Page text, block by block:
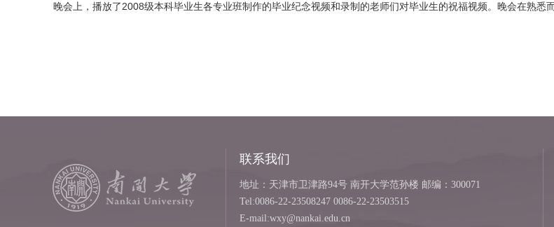
晚会上，播放了2008级本科毕业生各专业班制作的毕业纪念视频和录制的老师们对毕业生的祝福视频。晚会在熟悉
联系我们
地址：天津市卫津路94号 南开大学范孙楼 邮编：300071
Tel:0086-22-23508247 0086-22-23503515
E-mail:wxy@nankai.edu.cn